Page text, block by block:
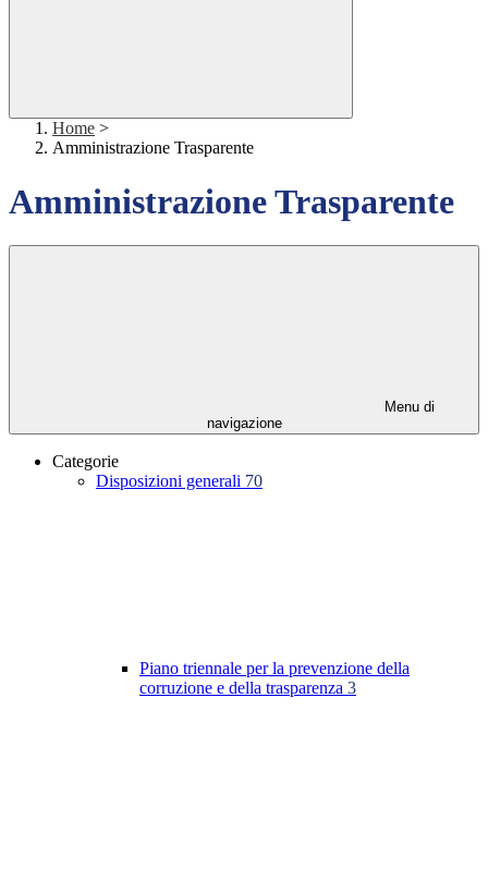
Home >
Amministrazione Trasparente
Amministrazione Trasparente
Menu di
navigazione
Categorie
Disposizioni generali 70
Piano triennale per la prevenzione della
corruzione e della trasparenza 3